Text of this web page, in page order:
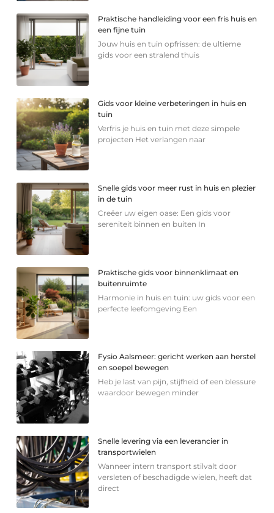
Praktische handleiding voor een fris huis en
een fijne tuin
Jouw huis en tuin opfrissen: de ultieme
gids voor een stralend thuis
Gids voor kleine verbeteringen in huis en
tuin
Verfris je huis en tuin met deze simpele
projecten Het verlangen naar
Snelle gids voor meer rust in huis en plezier
in de tuin
Creëer uw eigen oase: Een gids voor
sereniteit binnen en buiten In
Praktische gids voor binnenklimaat en
buitenruimte
Harmonie in huis en tuin: uw gids voor een
perfecte leefomgeving Een
Fysio Aalsmeer: gericht werken aan herstel
en soepel bewegen
Heb je last van pijn, stijfheid of een blessure
waardoor bewegen minder
Snelle levering via een leverancier in
transportwielen
Wanneer intern transport stilvalt door
versleten of beschadigde wielen, heeft dat
direct